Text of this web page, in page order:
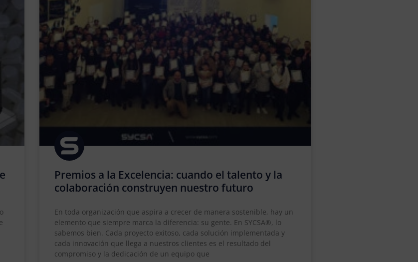
Premios a la Excelencia: cuando el talento y la
colaboración construyen nuestro futuro
En toda organización que aspira a crecer de manera sostenible, hay un
elemento que siempre marca la diferencia: su gente. En SYCSA®, lo
sabemos bien. Cada proyecto exitoso, cada solución implementada y
cada innovación que llega a nuestros clientes es el resultado del
compromiso y la dedicación de un equipo que